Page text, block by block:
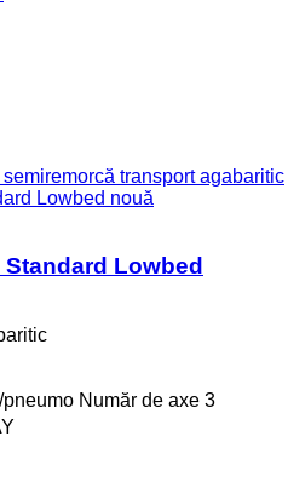
semiremorcă transport agabaritic
Lowbed nouă
Lowbed
Număr de axe 3